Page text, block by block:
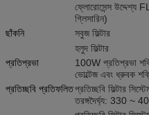
ফ্লোরোসেন্স উদ্দেশ্য
গ্লিসারিন)
ছাঁকনি সবুজ ফিল্টার
হলুদ ফিল্টার
প্রতিপ্রভা
100W প্রতিপ্রভা
ভোল্টেজ এবং ধ্রুবক
প্রতিচ্ছবি প্রতিফলিতপ্রতিচ্ছবি ফিল্টার
তরঙ্গদৈর্ঘ্য: 330 ~